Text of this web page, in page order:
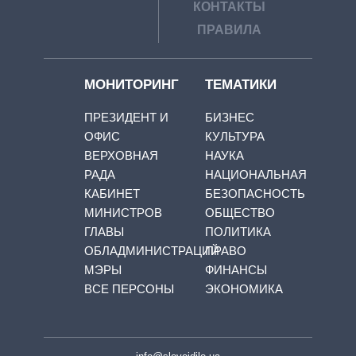
КОНТАКТЫ
ПРАВИЛА
МОНИТОРИНГ
ПРЕЗИДЕНТ И
ОФИС
ВЕРХОВНАЯ
РАДА
КАБИНЕТ
МИНИСТРОВ
ГЛАВЫ
ОБЛАДМИНИСТРАЦИЙ
МЭРЫ
ВСЕ ПЕРСОНЫ
ТЕМАТИКИ
БИЗНЕС
КУЛЬТУРА
НАУКА
НАЦИОНАЛЬНАЯ
БЕЗОПАСНОСТЬ
ОБЩЕСТВО
ПОЛИТИКА
ПРАВО
ФИНАНСЫ
ЭКОНОМИКА